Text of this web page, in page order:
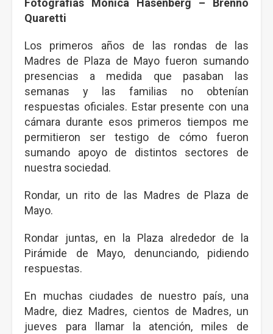
Fotografías Mónica Hasenberg – Brenno
Quaretti
Los primeros años de las rondas de las
Madres de Plaza de Mayo fueron sumando
presencias a medida que pasaban las
semanas y las familias no obtenían
respuestas oficiales. Estar presente con una
cámara durante esos primeros tiempos me
permitieron ser testigo de cómo fueron
sumando apoyo de distintos sectores de
nuestra sociedad.
Rondar, un rito de las Madres de Plaza de
Mayo.
Rondar juntas, en la Plaza alrededor de la
Pirámide de Mayo, denunciando, pidiendo
respuestas.
En muchas ciudades de nuestro país, una
Madre, diez Madres, cientos de Madres, un
jueves para llamar la atención, miles de